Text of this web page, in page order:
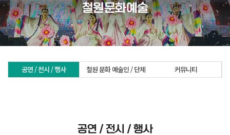
철원문화예술
공연 / 전시 / 행사 철원 문화 예술인 / 단체 커뮤니티
공연 / 전시 / 행사